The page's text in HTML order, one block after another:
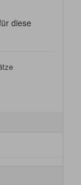
diese